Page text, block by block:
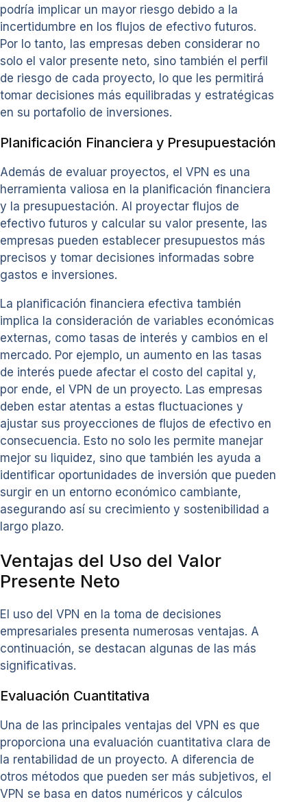
podría implicar un mayor riesgo debido a la
incertidumbre en los flujos de efectivo futuros.
Por lo tanto, las empresas deben considerar no
solo el valor presente neto, sino también el perfil
de riesgo de cada proyecto, lo que les permitirá
tomar decisiones más equilibradas y estratégicas
en su portafolio de inversiones.
Planificación Financiera y Presupuestación
Además de evaluar proyectos, el VPN es una
herramienta valiosa en la planificación financiera
y la presupuestación. Al proyectar flujos de
efectivo futuros y calcular su valor presente, las
empresas pueden establecer presupuestos más
precisos y tomar decisiones informadas sobre
gastos e inversiones.
La planificación financiera efectiva también
implica la consideración de variables económicas
externas, como tasas de interés y cambios en el
mercado. Por ejemplo, un aumento en las tasas
de interés puede afectar el costo del capital y,
por ende, el VPN de un proyecto. Las empresas
deben estar atentas a estas fluctuaciones y
ajustar sus proyecciones de flujos de efectivo en
consecuencia. Esto no solo les permite manejar
mejor su liquidez, sino que también les ayuda a
identificar oportunidades de inversión que pueden
surgir en un entorno económico cambiante,
asegurando así su crecimiento y sostenibilidad a
largo plazo.
Ventajas del Uso del Valor
Presente Neto
El uso del VPN en la toma de decisiones
empresariales presenta numerosas ventajas. A
continuación, se destacan algunas de las más
significativas.
Evaluación Cuantitativa
Una de las principales ventajas del VPN es que
proporciona una evaluación cuantitativa clara de
la rentabilidad de un proyecto. A diferencia de
otros métodos que pueden ser más subjetivos, el
VPN se basa en datos numéricos y cálculos